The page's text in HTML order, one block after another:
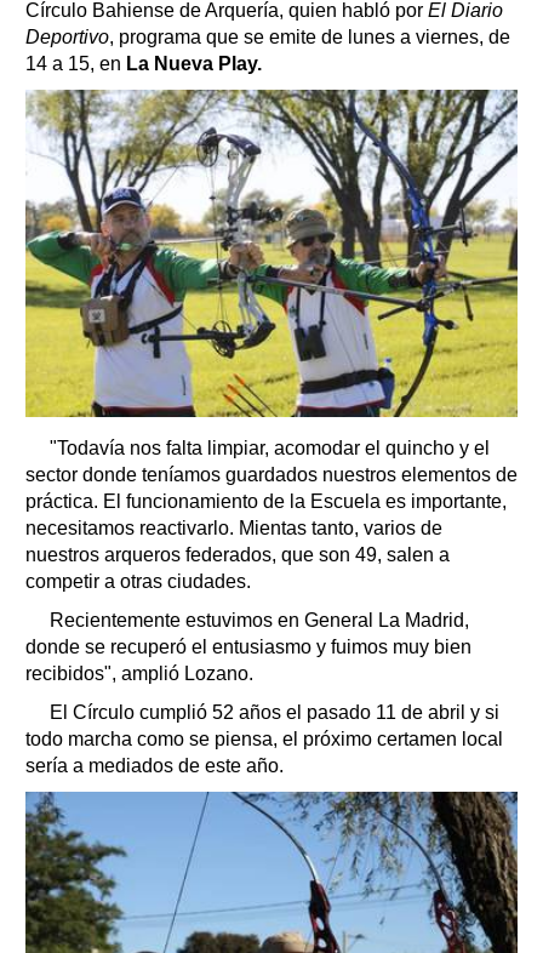
Círculo Bahiense de Arquería, quien habló por El Diario
Deportivo, programa que se emite de lunes a viernes, de
14 a 15, en La Nueva Play.
"Todavía nos falta limpiar, acomodar el quincho y el
sector donde teníamos guardados nuestros elementos de
práctica. El funcionamiento de la Escuela es importante,
necesitamos reactivarlo. Mientas tanto, varios de
nuestros arqueros federados, que son 49, salen a
competir a otras ciudades.
Recientemente estuvimos en General La Madrid,
donde se recuperó el entusiasmo y fuimos muy bien
recibidos", amplió Lozano.
El Círculo cumplió 52 años el pasado 11 de abril y si
todo marcha como se piensa, el próximo certamen local
sería a mediados de este año.